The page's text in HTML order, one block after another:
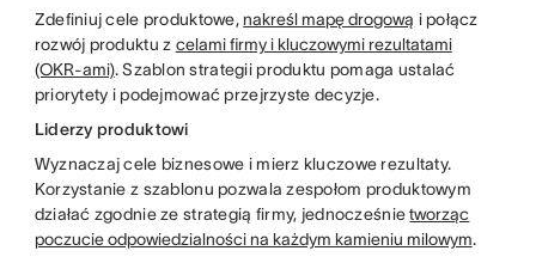
Zdefiniuj cele produktowe, nakreśl mapę drogową i połącz
rozwój produktu z celami firmy i kluczowymi rezultatami
(OKR-ami). Szablon strategii produktu pomaga ustalać
priorytety i podejmować przejrzyste decyzje.
Liderzy produktowi
Wyznaczaj cele biznesowe i mierz kluczowe rezultaty.
Korzystanie z szablonu pozwala zespołom produktowym
działać zgodnie ze strategią firmy, jednocześnietworząc
poczucie odpowiedzialności na każdym kamieniu milowym.